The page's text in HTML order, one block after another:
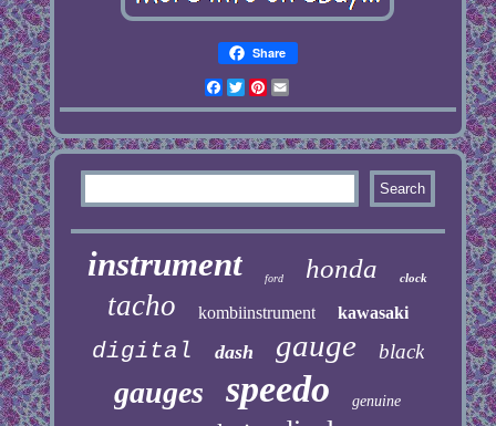
Share
Facebook
TwitterPinterest
instrument ford honda clock
tacho kombiinstrument kawasaki
digital dash gauge black
gauges speedo genuine